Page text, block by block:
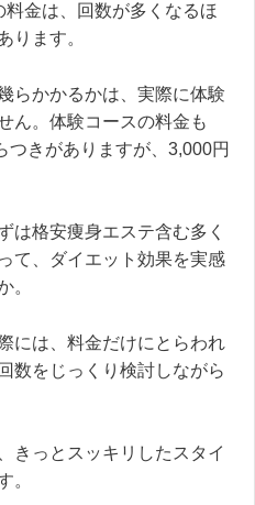
金は、回数が多くなるほ
ります。
らかかるかは、実際に体験
ん。体験コースの料金も
きがありますが、3,000円
は格安痩身エステ含む多く
て、ダイエット効果を実感
。
には、料金だけにとらわれ
数をじっくり検討しながら
きっとスッキリしたスタイ
。